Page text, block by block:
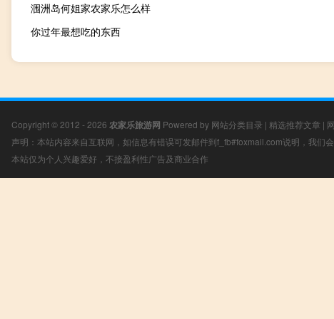
涠洲岛何姐家农家乐怎么样
你过年最想吃的东西
Copyright © 2012 - 2026 农家乐旅游网 Powered by 网站分类目录 | 精选推荐文章 |
声明：本站内容来自互联网，如信息有错误可发邮件到f_fb#foxmail.com说明，我们
本站仅为个人兴趣爱好，不接盈利性广告及商业合作